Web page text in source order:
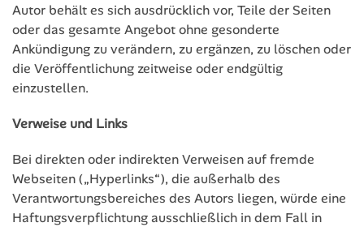
Autor behält es sich ausdrücklich vor, Teile der Seiten
oder das gesamte Angebot ohne gesonderte
Ankündigung zu verändern, zu ergänzen, zu löschen oder
die Veröffentlichung zeitweise oder endgültig
einzustellen.
Verweise und Links
Bei direkten oder indirekten Verweisen auf fremde
Webseiten („Hyperlinks“), die außerhalb des
Verantwortungsbereiches des Autors liegen, würde eine
Haftungsverpflichtung ausschließlich in dem Fall in